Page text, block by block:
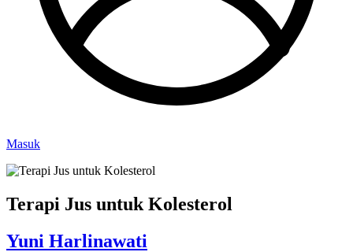
Masuk
Terapi Jus untuk Kolesterol
Yuni Harlinawati